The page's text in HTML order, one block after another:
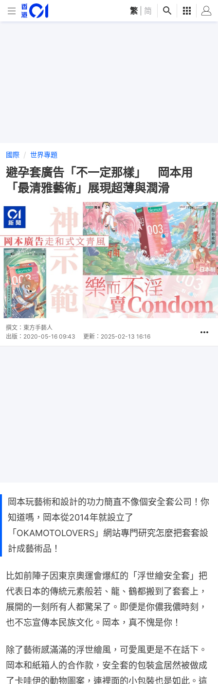
繁 简
國際 世界專題
避孕套廣告「不一定那樣」 岡本用
「最清雅藝術」展現超薄與潤滑
撰文： 東方手藝人
出版： 2020-05-16 09:43 更新： 2025-02-13 16:16
岡本玩藝術和設計的功力簡直不像個安全套公司！你
知道嗎，岡本從2014年就設立了
「OKAMOTOLOVERS」網站專門研究怎麼把套套設
計成藝術品！
比如前陣子因東京奧運會爆紅的「浮世繪安全套」把
代表日本的傳統元素般若、龍、鶴都搬到了套套上，
展開的一刻所有人都驚呆了。即便是你儂我儂時刻，
也不忘宣傳本民族文化。岡本，真不愧是你！
除了藝術感滿滿的浮世繪風，可愛風更是不在話下。
岡本和紙箱人的合作款，安全套的包裝盒居然被做成
了卡哇伊的動物圖案，連裡面的小包裝也是如此。這